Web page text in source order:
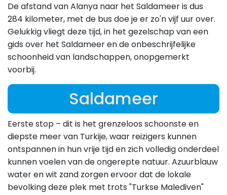
De afstand van Alanya naar het Saldameer is dus
284 kilometer, met de bus doe je er zo'n vijf uur over.
Gelukkig vliegt deze tijd, in het gezelschap van een
gids over het Saldameer en de onbeschrijfelijke
schoonheid van landschappen, onopgemerkt
voorbij.
Saldameer
Eerste stop – dit is het grenzeloos schoonste en
diepste meer van Turkije, waar reizigers kunnen
ontspannen in hun vrije tijd en zich volledig onderdeel
kunnen voelen van de ongerepte natuur. Azuurblauw
water en wit zand zorgen ervoor dat de lokale
bevolking deze plek met trots "Turkse Malediven"